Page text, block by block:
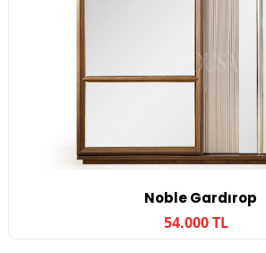
Noble Gardırop
54.000 TL